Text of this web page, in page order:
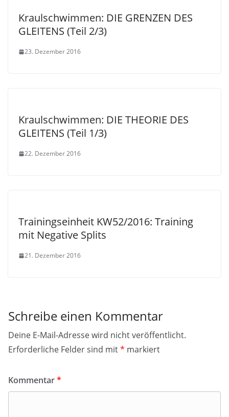
Kraulschwimmen: DIE GRENZEN DES
GLEITENS (Teil 2/3)
23. Dezember 2016
Kraulschwimmen: DIE THEORIE DES
GLEITENS (Teil 1/3)
22. Dezember 2016
Trainingseinheit KW52/2016: Training
mit Negative Splits
21. Dezember 2016
Schreibe einen Kommentar
Deine E-Mail-Adresse wird nicht veröffentlicht.
Erforderliche Felder sind mit* markiert
Kommentar*